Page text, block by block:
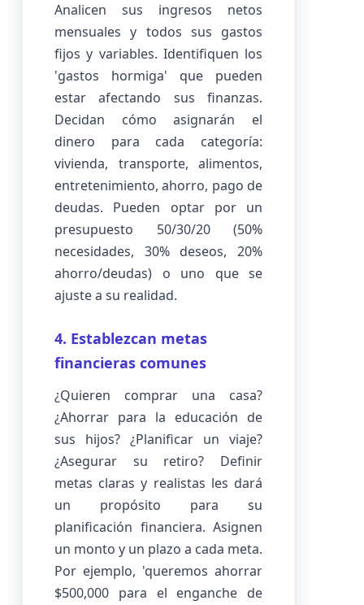
Analicen sus ingresos netos
mensuales y todos sus gastos
fijos y variables. Identifiquen los
'gastos hormiga' que pueden
estar afectando sus finanzas.
Decidan cómo asignarán el
dinero para cada categoría:
vivienda, transporte, alimentos,
entretenimiento, ahorro, pago de
deudas. Pueden optar por un
presupuesto 50/30/20 (50%
necesidades, 30% deseos, 20%
ahorro/deudas) o uno que se
ajuste a su realidad.
4. Establezcan metas
financieras comunes
¿Quieren comprar una casa?
¿Ahorrar para la educación de
sus hijos? ¿Planificar un viaje?
¿Asegurar su retiro? Definir
metas claras y realistas les dará
un propósito para su
planificación financiera. Asignen
un monto y un plazo a cada meta.
Por ejemplo, 'queremos ahorrar
$500,000 para el enganche de